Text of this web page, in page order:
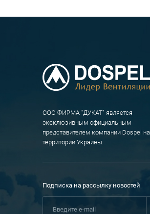
ООО ФИРМА "ДУКАТ" является
эксклюзивным официальным
представителем компании Dospel на
территории Украины.
Подписка на рассылку новостей